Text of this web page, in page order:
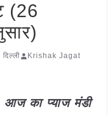
(26
Krishak Jagat
आज का प्याज मंडी